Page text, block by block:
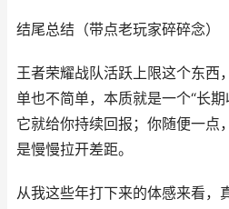
结尾总结（带点老玩家碎碎念）
王者荣耀战队活跃上限这个东西
单也不简单，本质就是一个“长期
它就给你持续回报；你随便一点
是慢慢拉开差距。
从我这些年打下来的体感来看，